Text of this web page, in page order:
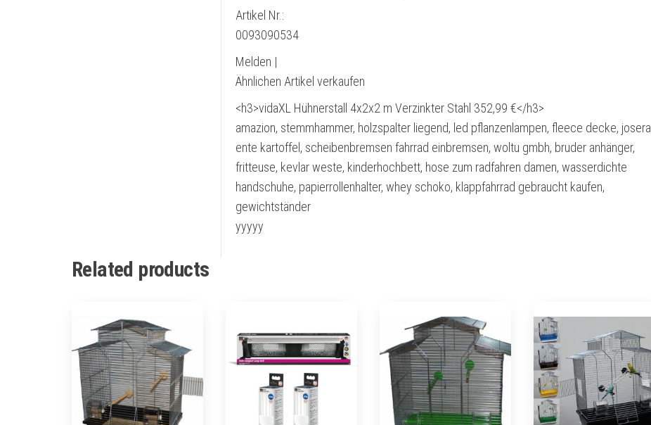
Artikel Nr.:
0093090534
Melden |
Ähnlichen Artikel verkaufen
<h3>vidaXL Hühnerstall 4x2x2 m Verzinkter Stahl 352,99 €</h3>
amazion, stemmhammer, holzspalter liegend, led pflanzenlampen, fleece decke, josera
ente kartoffel, scheibenbremsen fahrrad einbremsen, woltu gmbh, bruder anhänger,
fritteuse, kevlar weste, kinderhochbett, hose zum radfahren damen, wasserdichte
handschuhe, papierrollenhalter, whey schoko, klappfahrrad gebraucht kaufen,
gewichtständer
yyyyy
Related products